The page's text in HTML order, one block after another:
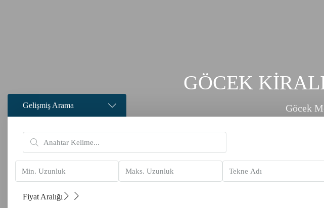
GÖCEK
Göcek
Gelişmiş Arama
Fiyat Aralığı